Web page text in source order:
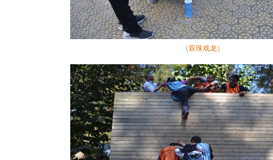
（双珠戏龙）